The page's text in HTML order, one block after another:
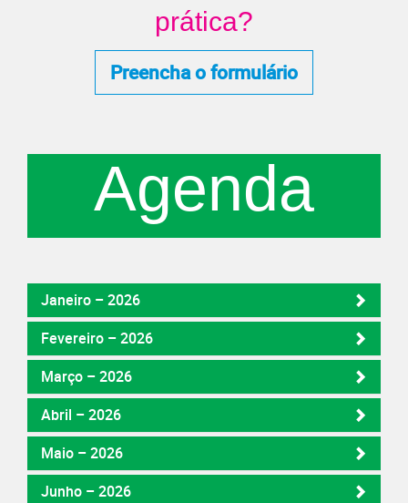
prática?
Preencha o formulário
Agenda
Janeiro – 2026
Fevereiro – 2026
Março – 2026
Abril – 2026
Maio – 2026
Junho – 2026